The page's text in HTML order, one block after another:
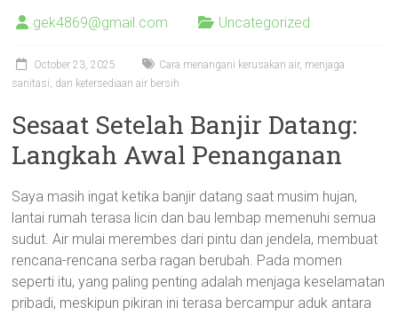
gek4869@gmail.com Uncategorized
October 23, 2025
Cara menangani kerusakan air, menjaga
sanitasi, dan ketersediaan air bersih
Sesaat Setelah Banjir Datang:
Langkah Awal Penanganan
Saya masih ingat ketika banjir datang saat musim hujan,
lantai rumah terasa licin dan bau lembap memenuhi semua
sudut. Air mulai merembes dari pintu dan jendela, membuat
rencana-rencana serba ragan berubah. Pada momen
seperti itu, yang paling penting adalah menjaga keselamatan
pribadi, meskipun pikiran ini terasa bercampur aduk antara